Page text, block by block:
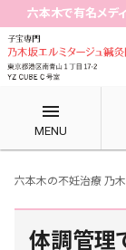
六本木で有名メデ
menu
MENU
六本木の不妊治療 乃
体調管理